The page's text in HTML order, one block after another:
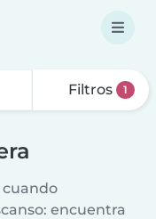
Filtros 1
cuando
encuentra